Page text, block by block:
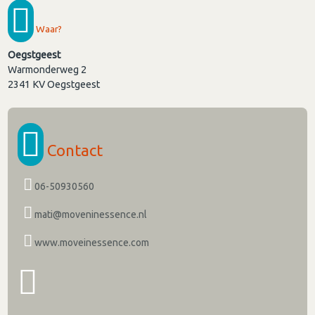
Waar?
Oegstgeest
Warmonderweg 2
2341 KVOegstgeest
Contact
06-50930560
mati@moveninessence.nl
www.moveinessence.com